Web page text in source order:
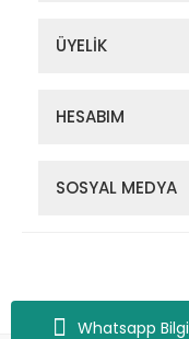
Whatsapp Bilgi
ÜYELİK
HESABIM
SOSYAL MEDYA